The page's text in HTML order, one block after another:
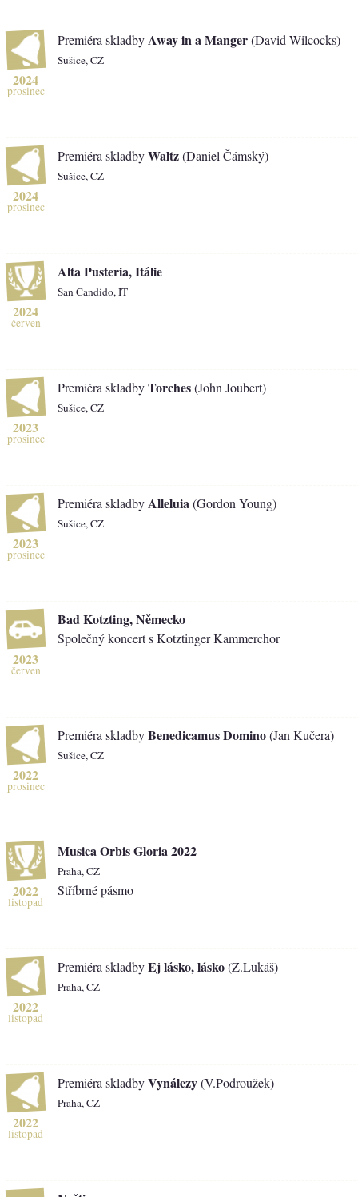
2024
prosinec
Premiéra skladby Away in a Manger(David Wilcocks)
Sušice, CZ
2024
prosinec
Premiéra skladbyWaltz(Daniel Čámský)
Sušice, CZ
2024
červen
Alta Pusteria, Itálie
San Candido, IT
2023
prosinec
Premiéra skladbyTorches(John Joubert)
Sušice, CZ
2023
prosinec
Premiéra skladby Alleluia (Gordon Young)
Sušice, CZ
2023
červen
Bad Kotzting, Německo
Společný koncert s Kotztinger Kammerchor
2022
prosinec
Premiéra skladbyBenedicamus Domino(Jan Kučera)
Sušice, CZ
2022
listopad
Musica Orbis Gloria 2022
Praha, CZ
Stříbrné pásmo
2022
listopad
Premiéra skladbyEj lásko, lásko(Z.Lukáš)
Praha, CZ
2022
listopad
Premiéra skladbyVynálezy(V.Podroužek)
Praha, CZ